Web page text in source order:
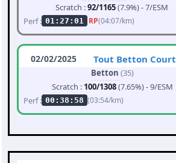
Scratch :92/1165(7.9%) - 7/ESM
Perf : 01:27:01 RP(04:07/km)
02/02/2025 Tout Betton Court
Betton (35)
Scratch : 100/1308(7.65%) - 9/ESM
Perf : 00:38:58 (03:54/km)